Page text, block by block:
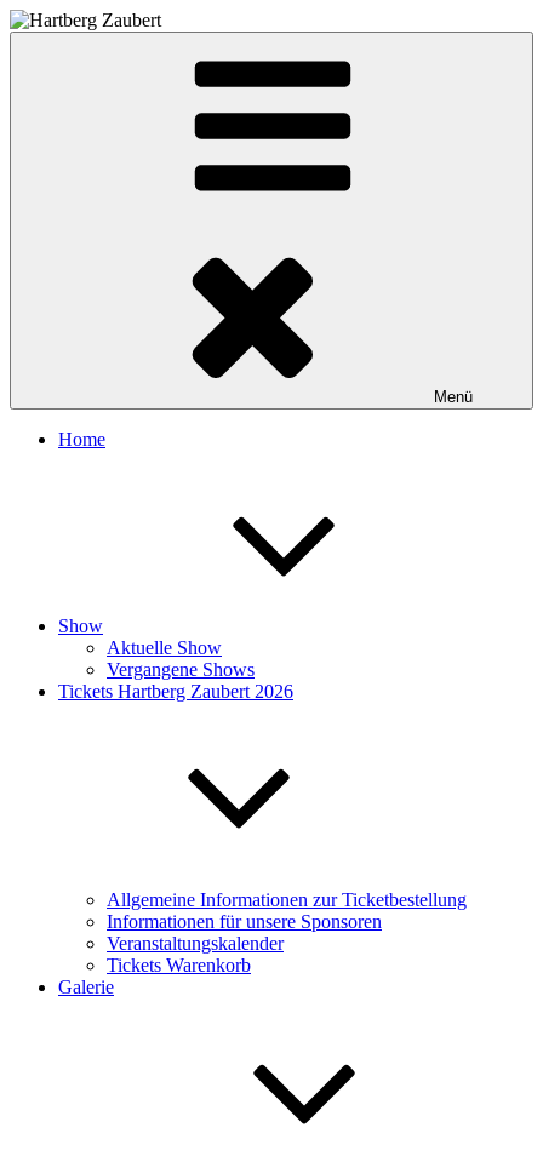
Zum
Inhalt
Menü
Home
Show
Aktuelle Show
Vergangene Shows
Tickets Hartberg Zaubert 2026
Allgemeine Informationen zur Ticketbestellung
Informationen für unsere Sponsoren
Veranstaltungskalender
Tickets Warenkorb
Galerie